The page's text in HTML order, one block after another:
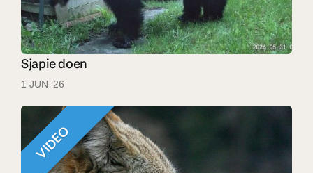
Sjapie doen
1 JUN ’26
VIDEO